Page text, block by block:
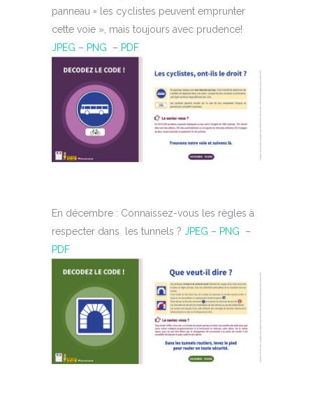
panneau = les cyclistes peuvent emprunter
cette voie », mais toujours avec prudence!
JPEG – PNG – PDF
En décembre : Connaissez-vous les règles à
respecter dans les tunnels ? JPEG – PNG –
PDF